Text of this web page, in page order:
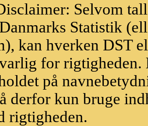
Selvom
Statistik
kan hverken DST
for
på
derfor kun bruge
rigtigheden.